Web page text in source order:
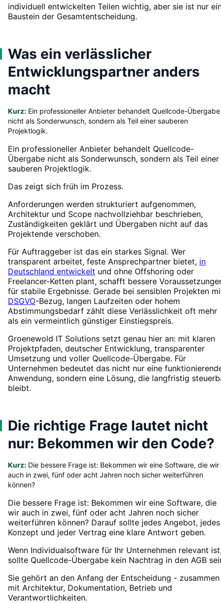
individuell entwickelten Teilen wichtig, aber sie ist nur
Baustein der Gesamtentscheidung.
Was ein verlässlicher
Entwicklungspartner anders
macht
Kurz: Ein professioneller Anbieter behandelt Quellcode-Übergabe
nicht als Sonderwunsch, sondern als Teil einer sauberen
Projektlogik.
Ein professioneller Anbieter behandelt Quellcode-
Übergabe nicht als Sonderwunsch, sondern als Teil einer
sauberen Projektlogik.
Das zeigt sich früh im Prozess.
Anforderungen werden strukturiert aufgenommen,
Architektur und Scope nachvollziehbar beschrieben,
Zuständigkeiten geklärt und Übergaben nicht auf das
Projektende verschoben.
Für Auftraggeber ist das ein starkes Signal. Wer
transparent arbeitet, feste Ansprechpartner bietet, in
Deutschland entwickelt und ohne Offshoring oder
Freelancer-Ketten plant, schafft bessere
für stabile Ergebnisse. Gerade bei sensiblen Projekten
DSGVO-Bezug, langen Laufzeiten oder hohem
Abstimmungsbedarf zählt diese Verlässlichkeit oft mehr
als ein vermeintlich günstiger Einstiegspreis.
Groenewold IT Solutions setzt genau hier an: mit klaren
Projektpfaden, deutscher Entwicklung, transparenter
Umsetzung und voller Quellcode-Übergabe. Für
Unternehmen bedeutet das nicht nur eine
Anwendung, sondern eine Lösung, die langfristig
bleibt.
Die richtige Frage lautet nicht
nur: Bekommen wir den Code?
Kurz: Die bessere Frage ist: Bekommen wir eine Software, die wir
auch in zwei, fünf oder acht Jahren noch sicher weiterführen
können?
Die bessere Frage ist: Bekommen wir eine Software, die
wir auch in zwei, fünf oder acht Jahren noch sicher
weiterführen können? Darauf sollte jedes Angebot, jedes
Konzept und jeder Vertrag eine klare Antwort geben.
Wenn Individualsoftware für Ihr Unternehmen relevant
sollte Quellcode-Übergabe kein Nachtrag in den AGB
Sie gehört an den Anfang der Entscheidung - zusammen
mit Architektur, Dokumentation, Betrieb und
Verantwortlichkeiten.